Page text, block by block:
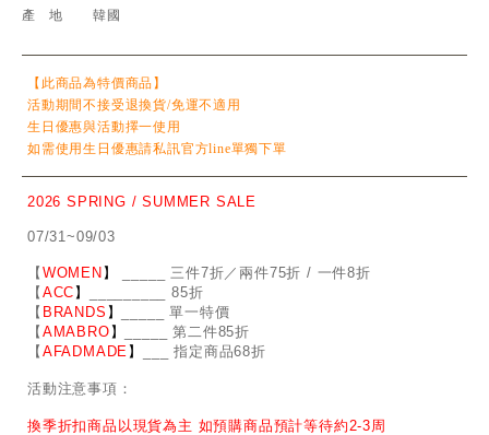
產地韓國
【此商品為特價商品】
活動期間不接受退換貨/免運不適用
生日優惠與活動擇一使用
如需使用生日優惠請私訊官方line單獨下單
2026 SPRING / SUMMER SALE
07/31~09/03
【 WOMEN 】
___ 三件7折／兩件75折 / 一件8折
【 ACC 】
____ 85折
【 BRANDS 】
_ 單一特價
【 AMABRO 】
_ 第二件85折
【 AFADMADE 】 ___ 指定商品68折
活動注意事項：
換季折扣商品以現貨為主 如預購商品預計等待約2-3周